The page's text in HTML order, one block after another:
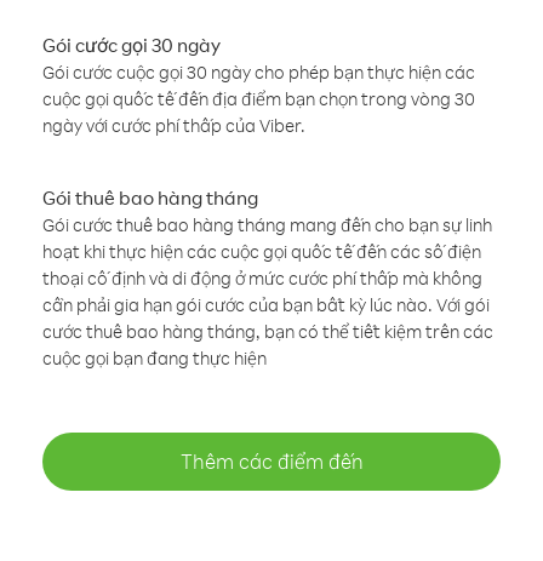
Gói cước gọi 30 ngày
Gói cước cuộc gọi 30 ngày cho phép bạn thực hiện các
cuộc gọi quốc tế đến địa điểm bạn chọn trong vòng 30
ngày với cước phí thấp của Viber.
Gói thuê bao hàng tháng
Gói cước thuê bao hàng tháng mang đến cho bạn sự linh
hoạt khi thực hiện các cuộc gọi quốc tế đến các số điện
thoại cố định và di động ở mức cước phí thấp mà không
cần phải gia hạn gói cước của bạn bất kỳ lúc nào. Với gói
cước thuê bao hàng tháng, bạn có thể tiết kiệm trên các
cuộc gọi bạn đang thực hiện
Thêm các điểm đến